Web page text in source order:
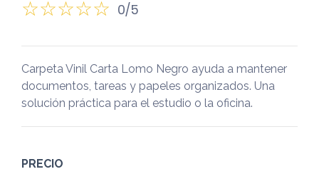
0/5
Carpeta Vinil Carta Lomo Negro ayuda a mantener
documentos, tareas y papeles organizados. Una
solución práctica para el estudio o la oficina.
PRECIO